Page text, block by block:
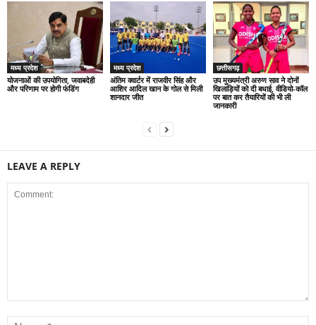
मध्य प्रदेश
योजनाओं की उपयोगिता, जवाबदेही
और परिणाम पर होगी फंडिंग
मध्य प्रदेश
अंतिम क्वार्टर में राजवीर सिंह और
आशिर आदिल खान के गोल से मिली
शानदार जीत
छत्तीसगढ़
उप मुख्यमंत्री अरुण साव ने दोनों
खिलाड़ियों को दी बधाई, वीडियो-कॉल
पर बात कर तैयारियों की भी ली
जानकारी
LEAVE A REPLY